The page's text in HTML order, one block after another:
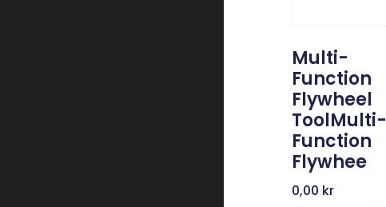
Multi-
Function
Flywheel
ToolMulti-
Function
Flywhee
0,00 kr